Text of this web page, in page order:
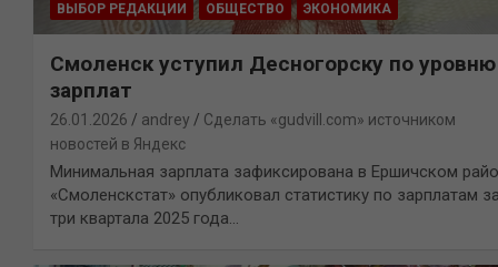
ВЫБОР РЕДАКЦИИ ОБЩЕСТВО ЭКОНОМИКА
Смоленск уступил Десногорску по уровню
зарплат
26.01.2026 andrey
Сделать «gudvill.com» источником
новостей в Яндекс
Минимальная зарплата зафиксирована в Ершичском
«Смоленскстат» опубликовал статистику по зарплатам
три квартала 2025 года…